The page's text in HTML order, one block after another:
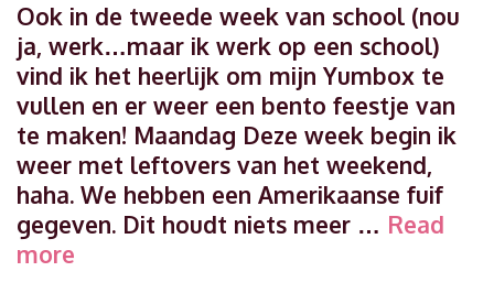
Ook in de tweede week van school (nou
ja, werk…maar ik werk op een school)
vind ik het heerlijk om mijn Yumbox te
vullen en er weer een bento feestje van
te maken! Maandag Deze week begin ik
weer met leftovers van het weekend,
haha. We hebben een Amerikaanse fuif
gegeven. Dit houdt niets meer … Read
more